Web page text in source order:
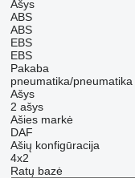
Ašys
ABS
ABS
EBS
EBS
Pakaba
pneumatika/pneumatika
Ašys
2 ašys
Ašies markė
DAF
Ašių konfigūracija
4x2
Ratų bazė